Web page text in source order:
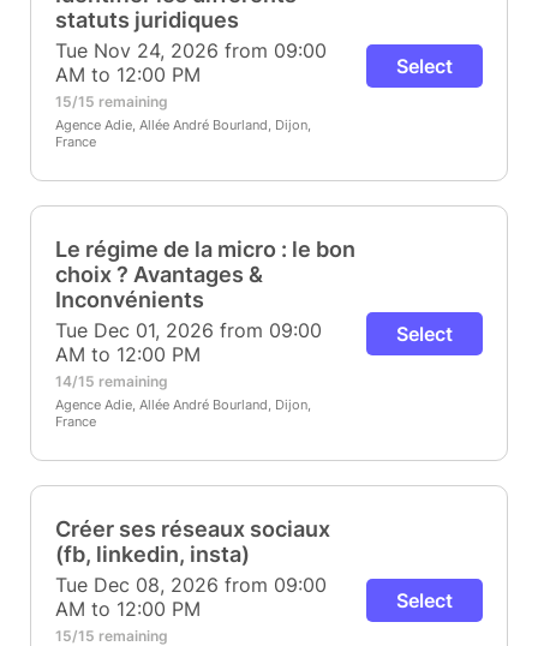
statuts juridiques
Tue Nov 24, 2026 from 09:00
AM to 12:00 PM
15/15 remaining
Agence Adie, Allée André Bourland, Dijon,
France
Select
Le régime de la micro : le bon
choix ? Avantages &
Inconvénients
Tue Dec 01, 2026 from 09:00
AM to 12:00 PM
14/15 remaining
Agence Adie, Allée André Bourland, Dijon,
France
Select
Créer ses réseaux sociaux
(fb, linkedin, insta)
Tue Dec 08, 2026 from 09:00
AM to 12:00 PM
15/15 remaining
Select